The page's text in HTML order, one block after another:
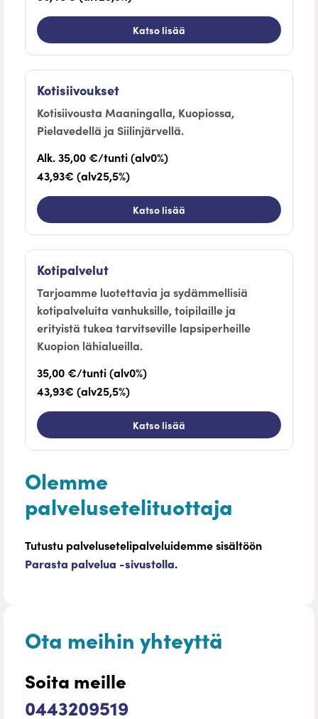
Katso lisää
Kotisiivoukset
Kotisiivousta Maaningalla, Kuopiossa,
Pielavedellä ja Siilinjärvellä.
Alk. 35,00 €/tunti (alv0%)
43,93€ (alv25,5%)
Katso lisää
Kotipalvelut
Tarjoamme luotettavia ja sydämmellisiä
kotipalveluita vanhuksille, toipilaille ja
erityistä tukea tarvitseville lapsiperheille
Kuopion lähialueilla.
35,00 €/tunti (alv0%)
43,93€ (alv25,5%)
Katso lisää
Olemme
palvelusetelituottaja
Tutustu palvelusetelipalveluidemme sisältöön
Parasta palvelua -sivustolla.
Ota meihin yhteyttä
Soita meille
0443209519